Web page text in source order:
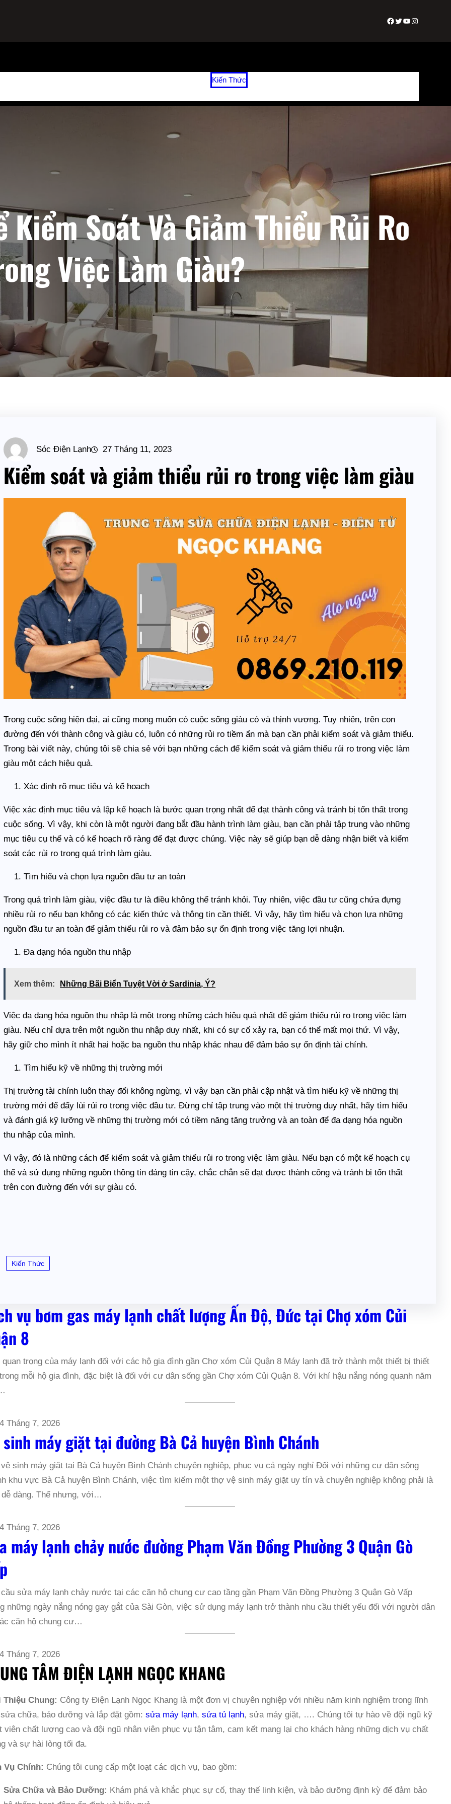
Facebook
Twitter
Youtube
Instagram
Kiến Thức
Kiểm Soát Và Giảm Thiểu Rủi Ro
Việc Làm Giàu?
Sóc Điện Lạnh 27 Tháng 11, 2023
Kiểm soát và giảm thiểu rủi ro trong việc làm giàu
Trong cuộc sống hiện đại, ai cũng mong muốn có cuộc sống giàu có và thịnh vượng. Tuy nhiên, trên con
đường đến với thành công và giàu có, luôn có những rủi ro tiềm ẩn mà bạn cần phải kiểm soát và giảm thiểu.
Trong bài viết này, chúng tôi sẽ chia sẻ với bạn những cách để kiểm soát và giảm thiểu rủi ro trong việc làm
giàu một cách hiệu quả.
Xác định rõ mục tiêu và kế hoạch
Việc xác định mục tiêu và lập kế hoạch là bước quan trọng nhất để đạt thành công và tránh bị tổn thất trong
cuộc sống. Vì vậy, khi còn là một người đang bắt đầu hành trình làm giàu, bạn cần phải tập trung vào những
mục tiêu cụ thể và có kế hoạch rõ ràng để đạt được chúng. Việc này sẽ giúp bạn dễ dàng nhận biết và kiểm
soát các rủi ro trong quá trình làm giàu.
Tìm hiểu và chọn lựa nguồn đầu tư an toàn
Trong quá trình làm giàu, việc đầu tư là điều không thể tránh khỏi. Tuy nhiên, việc đầu tư cũng chứa đựng
nhiều rủi ro nếu bạn không có các kiến thức và thông tin cần thiết. Vì vậy, hãy tìm hiểu và chọn lựa những
nguồn đầu tư an toàn để giảm thiểu rủi ro và đảm bảo sự ổn định trong việc tăng lợi nhuận.
Đa dạng hóa nguồn thu nhập
Xem thêm: Những Bãi Biển Tuyệt Vời ở Sardinia, Ý?
Việc đa dạng hóa nguồn thu nhập là một trong những cách hiệu quả nhất để giảm thiểu rủi ro trong việc làm
giàu. Nếu chỉ dựa trên một nguồn thu nhập duy nhất, khi có sự cố xảy ra, bạn có thể mất mọi thứ. Vì vậy,
hãy giữ cho mình ít nhất hai hoặc ba nguồn thu nhập khác nhau để đảm bảo sự ổn định tài chính.
Tìm hiểu kỹ về những thị trường mới
Thị trường tài chính luôn thay đổi không ngừng, vì vậy bạn cần phải cập nhật và tìm hiểu kỹ về những thị
trường mới để đẩy lùi rủi ro trong việc đầu tư. Đừng chỉ tập trung vào một thị trường duy nhất, hãy tìm hiểu
và đánh giá kỹ lưỡng về những thị trường mới có tiềm năng tăng trưởng và an toàn để đa dạng hóa nguồn
thu nhập của mình.
Vì vậy, đó là những cách để kiểm soát và giảm thiểu rủi ro trong việc làm giàu. Nếu bạn có một kế hoạch cụ
thể và sử dụng những nguồn thông tin đáng tin cậy, chắc chắn sẽ đạt được thành công và tránh bị tổn thất
trên con đường đến với sự giàu có.
Kiến Thức
vụ bơm gas máy lạnh chất lượng Ấn Độ, Đức tại Chợ xóm Củi
8
quan trọng của máy lạnh đối với các hộ gia đình gần Chợ xóm Củi Quận 8 Máy lạnh đã trở thành một thiết bị thiết
mỗi hộ gia đình, đặc biệt là đối với cư dân sống gần Chợ xóm Củi Quận 8. Với khí hậu nắng nóng quanh năm
Tháng 7, 2026
sinh máy giặt tại đường Bà Cả huyện Bình Chánh
sinh máy giặt tại Bà Cả huyện Bình Chánh chuyên nghiệp, phục vụ cả ngày nghỉ Đối với những cư dân sống
khu vực Bà Cả huyện Bình Chánh, việc tìm kiếm một thợ vệ sinh máy giặt uy tín và chuyên nghiệp không phải là
dễ dàng. Thế nhưng, với…
Tháng 7, 2026
máy lạnh chảy nước đường Phạm Văn Đồng Phường 3 Quận Gò
sửa máy lạnh chảy nước tại các căn hộ chung cư cao tầng gần Phạm Văn Đồng Phường 3 Quận Gò Vấp
những ngày nắng nóng gay gắt của Sài Gòn, việc sử dụng máy lạnh trở thành nhu cầu thiết yếu đối với người dân
căn hộ chung cư…
Tháng 7, 2026
TÂM ĐIỆN LẠNH NGỌC KHANG
Thiệu Chung: Công ty Điện Lạnh Ngọc Khang là một đơn vị chuyên nghiệp với nhiều năm kinh nghiệm trong lĩnh
chữa, bảo dưỡng và lắp đặt gồm:sửa máy lạnh,sửa tủ lạnh, sửa máy giặt, …. Chúng tôi tự hào về đội ngũ kỹ
viên chất lượng cao và đội ngũ nhân viên phục vụ tận tâm, cam kết mang lại cho khách hàng những dịch vụ chất
và sự hài lòng tối đa.
Vụ Chính: Chúng tôi cung cấp một loạt các dịch vụ, bao gồm:
Sửa Chữa và Bảo Dưỡng: Khám phá và khắc phục sự cố, thay thế linh kiện, và bảo dưỡng định kỳ để đảm bảo